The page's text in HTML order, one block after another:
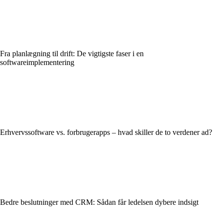
Fra planlægning til drift: De vigtigste faser i en
softwareimplementering
Erhvervssoftware vs. forbrugerapps – hvad skiller de to verdener ad?
Bedre beslutninger med CRM: Sådan får ledelsen dybere indsigt